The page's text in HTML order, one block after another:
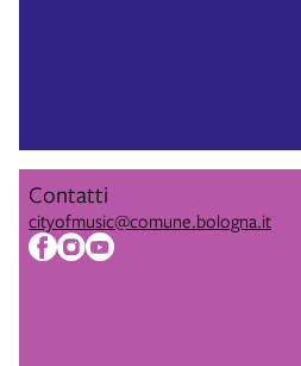
Contatti
cityofmusic@comune.bologna.it